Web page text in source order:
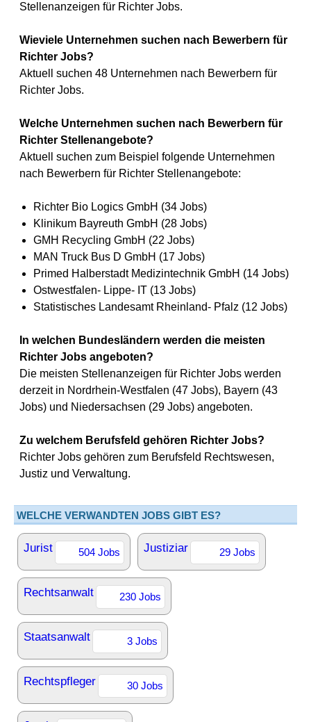
Stellenanzeigen für Richter Jobs.
Wieviele Unternehmen suchen nach Bewerbern für
Richter Jobs?
Aktuell suchen 48 Unternehmen nach Bewerbern für
Richter Jobs.
Welche Unternehmen suchen nach Bewerbern für
Richter Stellenangebote?
Aktuell suchen zum Beispiel folgende Unternehmen
nach Bewerbern für Richter Stellenangebote:
Richter Bio Logics GmbH (34 Jobs)
Klinikum Bayreuth GmbH (28 Jobs)
GMH Recycling GmbH (22 Jobs)
MAN Truck Bus D GmbH (17 Jobs)
Primed Halberstadt Medizintechnik GmbH (14 Jobs)
Ostwestfalen- Lippe- IT (13 Jobs)
Statistisches Landesamt Rheinland- Pfalz (12 Jobs)
In welchen Bundesländern werden die meisten
Richter Jobs angeboten?
Die meisten Stellenanzeigen für Richter Jobs werden
derzeit in Nordrhein-Westfalen (47 Jobs), Bayern (43
Jobs) und Niedersachsen (29 Jobs) angeboten.
Zu welchem Berufsfeld gehören Richter Jobs?
Richter Jobs gehören zum Berufsfeld Rechtswesen,
Justiz und Verwaltung.
WELCHE VERWANDTEN JOBS GIBT ES?
Jurist 504 Jobs Justiziar 29 Jobs
Rechtsanwalt 230 Jobs
Staatsanwalt 3 Jobs
Rechtspfleger 30 Jobs